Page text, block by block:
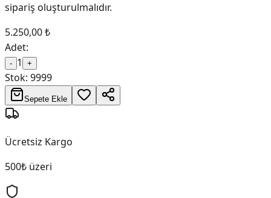
sipariş oluşturulmalıdır.
5.250,00 ₺
Adet:
- 1 +
Stok: 9999
Sepete Ekle
Ücretsiz Kargo
500₺ üzeri